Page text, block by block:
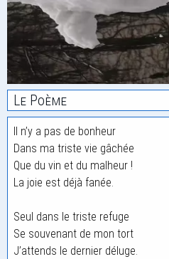
Le Poème
Il n’y a pas de bonheur
Dans ma triste vie gâchée
Que du vin et du malheur !
La joie est déjà fanée.
Seul dans le triste refuge
Se souvenant de mon tort
J’attends le dernier déluge.